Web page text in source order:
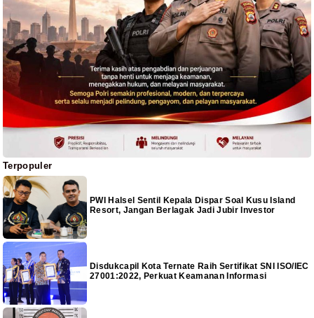
Terpopuler
PWI Halsel Sentil Kepala Dispar Soal Kusu Island
Resort, Jangan Berlagak Jadi Jubir Investor
Disdukcapil Kota Ternate Raih Sertifikat SNI ISO/IEC
27001:2022, Perkuat Keamanan Informasi